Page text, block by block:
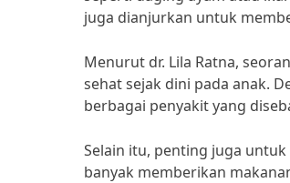
juga dianjurkan untuk
Menurut dr. Lila Ratna,
sehat sejak dini pada anak.
berbagai penyakit yang
Selain itu, penting juga
banyak memberikan